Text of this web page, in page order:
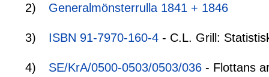
2) Generalmönsterrulla 1841 + 1846
3) ISBN 91-7970-160-4 - C.L. Grill:
4) SE/KrA/0500-0503/0503/036 - Flottans